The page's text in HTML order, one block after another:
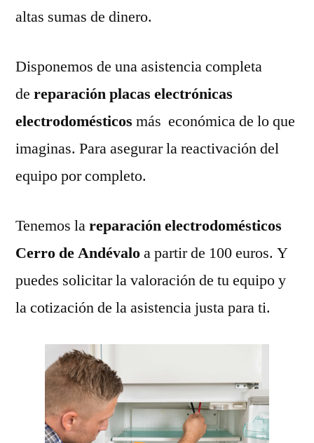
altas sumas de dinero.
Disponemos de una asistencia completa
de reparación placas electrónicas
electrodomésticos más económica de lo que
imaginas. Para asegurar la reactivación del
equipo por completo.
Tenemos lareparación electrodomésticos
Cerro de Andévaloa partir de 100 euros. Y
puedes solicitar la valoración de tu equipo y
la cotización de la asistencia justa para ti.